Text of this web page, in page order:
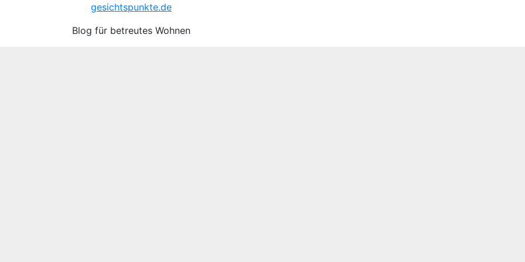
gesichtspunkte.de
Blog für betreutes Wohnen